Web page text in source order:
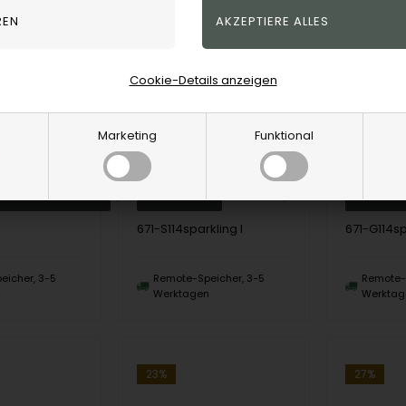
Marketing Funktional
Cookie-Details anzeigen
Christina Jewelry Flower Heaven Anhänger, model 680-S166
& Watches
3-5
Christina Jewelry Sparkling Love Earrings, model 671-S114sparkling l
Christina Jewelry & Watches
14,00
671-S114sparkling l
Remote-Speicher, 3-5
Werktagen
Christina
671-
23% 27%